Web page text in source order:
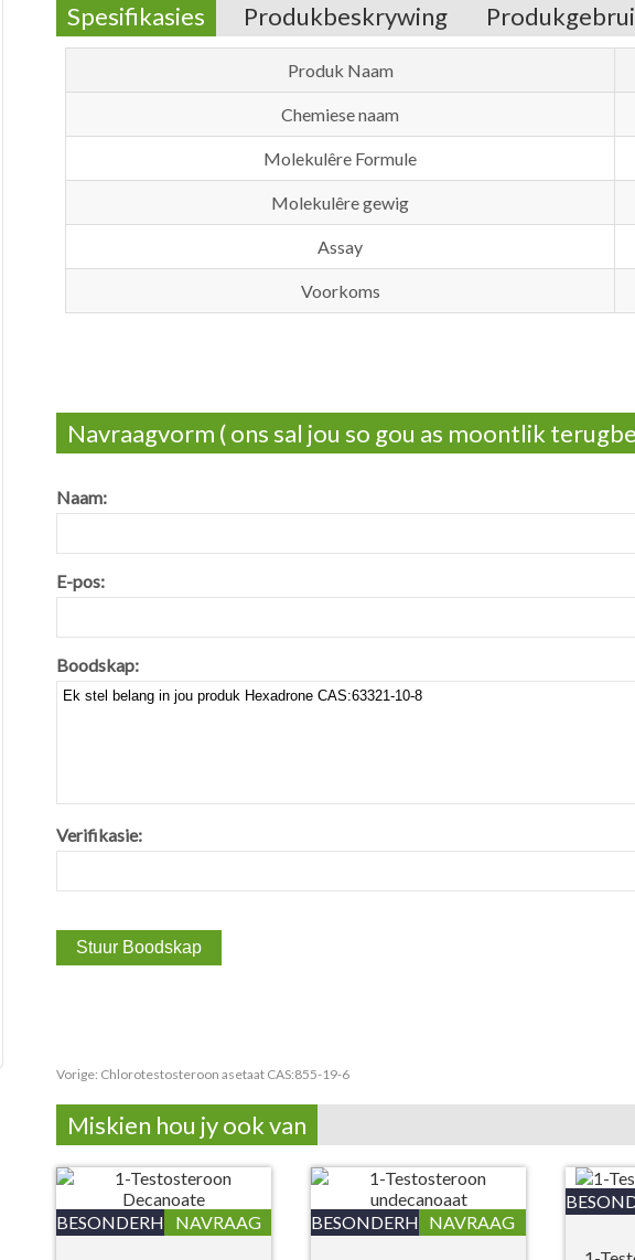
Spesifikasies Produkbeskrywing
Produk Naam
Chemiese naam
Molekulêre Formule
Molekulêre gewig
Assay
Voorkoms
Navraagvorm ( ons sal jou so gou as moontlik
Naam:
E-pos:
Boodskap:
Verifikasie:
Vorige: Chlorotestosteroon asetaat CAS:855-19-6
Miskien hou jy ook van
BESONDERHEDENAVRAAG BESONDERHEDENAVRAAG